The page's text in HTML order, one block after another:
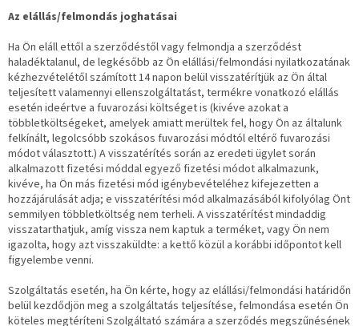
Az elállás/felmondás joghatásai
Ha Ön eláll ettől a szerződéstől vagy felmondja a szerződést
haladéktalanul, de legkésőbb az Ön elállási/felmondási nyilatkozatának
kézhezvételétől számított 14 napon belül visszatérítjük az Ön által
teljesített valamennyi ellenszolgáltatást, termékre vonatkozó elállás
esetén ideértve a fuvarozási költséget is (kivéve azokat a
többletköltségeket, amelyek amiatt merültek fel, hogy Ön az általunk
felkínált, legolcsóbb szokásos fuvarozási módtól eltérő fuvarozási
módot választott.) A visszatérítés során az eredeti ügylet során
alkalmazott fizetési móddal egyező fizetési módot alkalmazunk,
kivéve, ha Ön más fizetési mód igénybevételéhez kifejezetten a
hozzájárulását adja; e visszatérítési mód alkalmazásából kifolyólag Önt
semmilyen többletköltség nem terheli. A visszatérítést mindaddig
visszatarthatjuk, amíg vissza nem kaptuk a terméket, vagy Ön nem
igazolta, hogy azt visszaküldte: a kettő közül a korábbi időpontot kell
figyelembe venni.
Szolgáltatás esetén, ha Ön kérte, hogy az elállási/felmondási határidőn
belül kezdődjön meg a szolgáltatás teljesítése, felmondása esetén Ön
köteles megtéríteni Szolgáltató számára a szerződés megszűnésének